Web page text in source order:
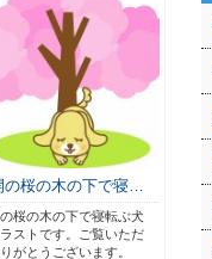
の桜の木の下で寝…
桜の木の下で寝転ぶ犬
ストです。ご覧いただ
がとうございます。